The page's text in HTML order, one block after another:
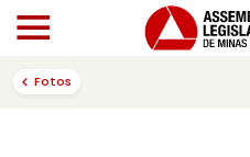
Fotos